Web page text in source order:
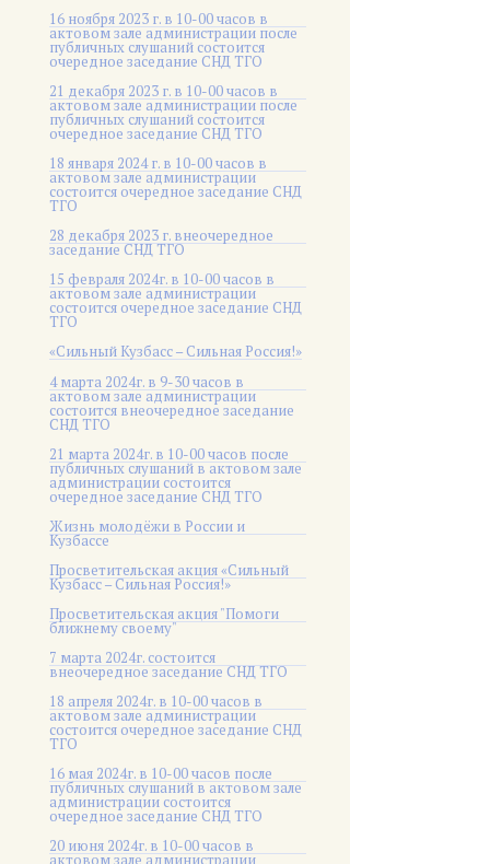
16 ноября 2023 г. в 10-00 часов в
актовом зале администрации после
публичных слушаний состоится
очередное заседание СНД ТГО
21 декабря 2023 г. в 10-00 часов в
актовом зале администрации после
публичных слушаний состоится
очередное заседание СНД ТГО
18 января 2024 г. в 10-00 часов в
актовом зале администрации
состоится очередное заседание СНД
ТГО
28 декабря 2023 г. внеочередное
заседание СНД ТГО
15 февраля 2024г. в 10-00 часов в
актовом зале администрации
состоится очередное заседание СНД
ТГО
«Сильный Кузбасс – Сильная Россия!»
4 марта 2024г. в 9-30 часов в
актовом зале администрации
состоится внеочередное заседание
СНД ТГО
21 марта 2024г. в 10-00 часов после
публичных слушаний в актовом зале
администрации состоится
очередное заседание СНД ТГО
Жизнь молодёжи в России и
Кузбассе
Просветительская акция «Сильный
Кузбасс – Сильная Россия!»
Просветительская акция "Помоги
ближнему своему"
7 марта 2024г. состоится
внеочередное заседание СНД ТГО
18 апреля 2024г. в 10-00 часов в
актовом зале администрации
состоится очередное заседание СНД
ТГО
16 мая 2024г. в 10-00 часов после
публичных слушаний в актовом зале
администрации состоится
очередное заседание СНД ТГО
20 июня 2024г. в 10-00 часов в
актовом зале администрации